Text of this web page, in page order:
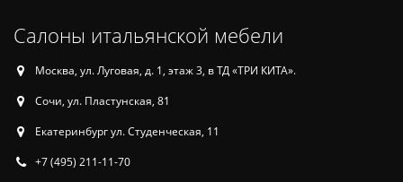
Салоны итальянской мебели
Москва, ул. Луговая, д. 1, этаж 3, в ТД «ТРИ КИТА».
Сочи, ул. Пластунская, 81
Екатеринбург ул. Студенческая, 11
+7 (495) 211-11-70